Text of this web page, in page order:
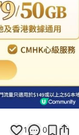
1 0